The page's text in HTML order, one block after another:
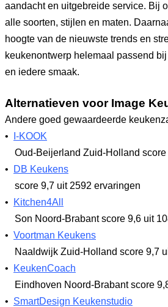
aandacht en uitgebreide service. Bij
alle soorten, stijlen en maten.
hoogte van de nieuwste trends en
keukenontwerp helemaal passend
en iedere smaak.
Alternatieven voor Image
Andere goed gewaardeerde
•
I-KOOK
Oud-Beijerland Zuid-Holland score
•
DB Keukens
score 9,7 uit 2592 ervaringen
•
Kitchen4All
Son Noord-Brabantscore 9,6 uit
• Voortman Keukens
Naaldwijk Zuid-Holland score 9,7
•
KeukenCoach
Eindhoven Noord-Brabantscore
• SmartDesign Keukenstudio